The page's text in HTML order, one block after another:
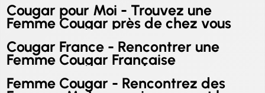
Cougar pour Moi - Trouvez une
Femme Cougar près de chez vous
Cougar France - Rencontrer une
Femme Cougar Française
Femme Cougar - Rencontrez des